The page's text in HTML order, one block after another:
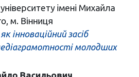
імені Михайла
м. Вінниця
інноваційний засіб
молодших
Васильович